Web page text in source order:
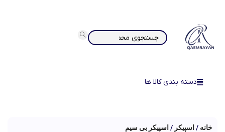
دسته بندی کالا ها
خانه اسپیکر اسپیکر بی سیم